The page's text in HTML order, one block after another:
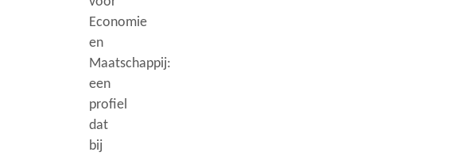
Economie
en
Maatschappij:
een
profiel
dat
bij